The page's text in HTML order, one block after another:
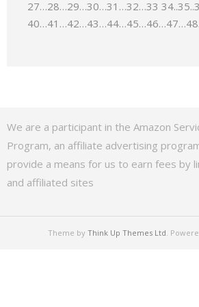
27…28…29…30…31…32…33
We are a participant in the Amazon
Program, an affiliate advertising
provide a means for us to earn fees by
and affiliated sites
Theme by Think Up Themes Ltd.